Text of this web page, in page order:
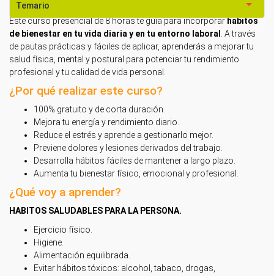
Temario
Este curso presencial de 8 horas te guía para incorporarhábitos
de bienestar en tu vida diaria y en tu entorno laboral
. A través
de pautas prácticas y fáciles de aplicar, aprenderás a mejorar tu
salud física, mental y postural para potenciar tu rendimiento
profesional y tu calidad de vida personal.
¿Por qué realizar este curso?
100% gratuito y de corta duración.
Mejora tu energía y rendimiento diario.
Reduce el estrés y aprende a gestionarlo mejor.
Previene dolores y lesiones derivados del trabajo.
Desarrolla hábitos fáciles de mantener a largo plazo.
Aumenta tu bienestar físico, emocional y profesional.
¿Qué voy a aprender?
HABITOS SALUDABLES PARA LA PERSONA.
Ejercicio físico.
Higiene.
Alimentación equilibrada.
Evitar hábitos tóxicos: alcohol, tabaco, drogas,